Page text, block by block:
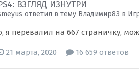
ВЗГЛЯД ИЗНУТРИ
ответил в тему Владимир83 в
я перевалил на 667 страничку,
21 марта, 2020 16 659 ответов